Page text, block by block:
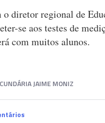
o diretor regional de
se aos testes de
com muitos alunos.
JAIME MONIZ